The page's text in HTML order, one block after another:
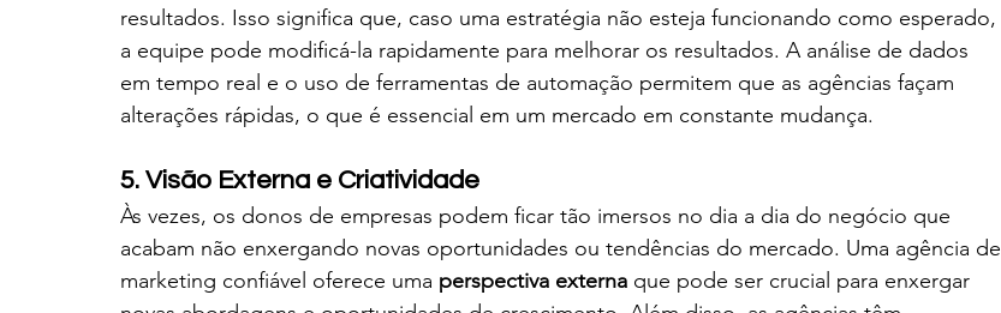
resultados. Isso significa que, caso uma estratégia não esteja funcionando como esperado,
a equipe pode modificá-la rapidamente para melhorar os resultados. A análise de dados
em tempo real e o uso de ferramentas de automação permitem que as agências façam
alterações rápidas, o que é essencial em um mercado em constante mudança.
5. Visão Externa e Criatividade
Às vezes, os donos de empresas podem ficar tão imersos no dia a dia do negócio que
acabam não enxergando novas oportunidades ou tendências do mercado. Uma agência de
marketing confiável oferece uma perspectiva externa que pode ser crucial para enxergar